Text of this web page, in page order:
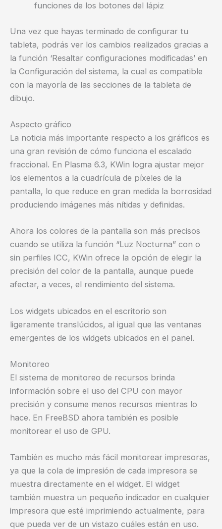
funciones de los botones del lápiz
Una vez que hayas terminado de configurar tu
tableta, podrás ver los cambios realizados gracias a
la función ‘Resaltar configuraciones modificadas’ en
la Configuración del sistema, la cual es compatible
con la mayoría de las secciones de la tableta de
dibujo.
Aspecto gráfico
La noticia más importante respecto a los gráficos es
una gran revisión de cómo funciona el escalado
fraccional. En Plasma 6.3, KWin logra ajustar mejor
los elementos a la cuadrícula de píxeles de la
pantalla, lo que reduce en gran medida la borrosidad
produciendo imágenes más nítidas y definidas.
Ahora los colores de la pantalla son más precisos
cuando se utiliza la función “Luz Nocturna” con o
sin perfiles ICC, KWin ofrece la opción de elegir la
precisión del color de la pantalla, aunque puede
afectar, a veces, el rendimiento del sistema.
Los widgets ubicados en el escritorio son
ligeramente translúcidos, al igual que las ventanas
emergentes de los widgets ubicados en el panel.
Monitoreo
El sistema de monitoreo de recursos brinda
información sobre el uso del CPU con mayor
precisión y consume menos recursos mientras lo
hace. En FreeBSD ahora también es posible
monitorear el uso de GPU.
También es mucho más fácil monitorear impresoras,
ya que la cola de impresión de cada impresora se
muestra directamente en el widget. El widget
también muestra un pequeño indicador en cualquier
impresora que esté imprimiendo actualmente, para
que pueda ver de un vistazo cuáles están en uso.